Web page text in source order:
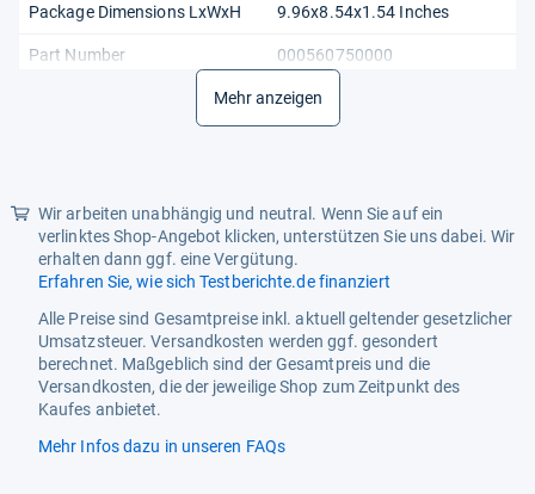
Package Dimensions LxWxH 9.96x8.54x1.54 Inches
Part Number 000560750000
Recommended Browse Nodes 3628107031
Badezimmer- Und
Toilettenrohren
Unit Count 1000.0
Weight 0.4 Pounds
Mehr anzeigen
Wir arbeiten unabhängig und neutral. Wenn Sie auf ein
verlinktes Shop-Angebot klicken, unterstützen Sie uns dabei. Wir
erhalten dann ggf. eine Vergütung.
Erfahren Sie, wie sich Testberichte.de finanziert
Alle Preise sind Gesamtpreise inkl. aktuell geltender gesetzlicher
Umsatzsteuer. Versandkosten werden ggf. gesondert
berechnet. Maßgeblich sind der Gesamtpreis und die
Versandkosten, die der jeweilige Shop zum Zeitpunkt des
Kaufes anbietet.
Mehr Infos dazu in unseren FAQs